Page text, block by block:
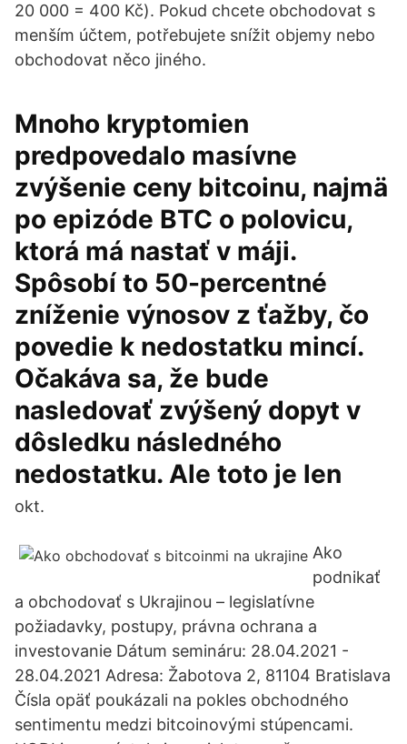
20 000 = 400 Kč). Pokud chcete obchodovat s
menším účtem, potřebujete snížit objemy nebo
obchodovat něco jiného.
Mnoho kryptomien
predpovedalo masívne
zvýšenie ceny bitcoinu, najmä
po epizóde BTC o polovicu,
ktorá má nastať v máji.
Spôsobí to 50-percentné
zníženie výnosov z ťažby, čo
povedie k nedostatku mincí.
Očakáva sa, že bude
nasledovať zvýšený dopyt v
dôsledku následného
nedostatku. Ale toto je len
okt.
Ako
podnikať
a obchodovať s Ukrajinou – legislatívne
požiadavky, postupy, právna ochrana a
investovanie Dátum semináru: 28.04.2021 -
28.04.2021 Adresa: Žabotova 2, 81104 Bratislava
Čísla opäť poukázali na pokles obchodného
sentimentu medzi bitcoinovými stúpencami.